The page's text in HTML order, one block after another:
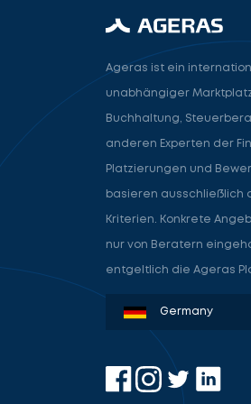
Ageras ist ein
unabhängiger
Buchhaltung,
anderen Experten der
Platzierungen und
basieren ausschließlich
Kriterien. Konkrete
nur von Beratern
entgeltlich die Ageras
Denmark
Sweden
Norway
Netherlands
Germany
USA